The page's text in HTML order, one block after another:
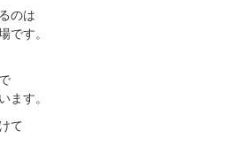
のは
です。
ます。
て